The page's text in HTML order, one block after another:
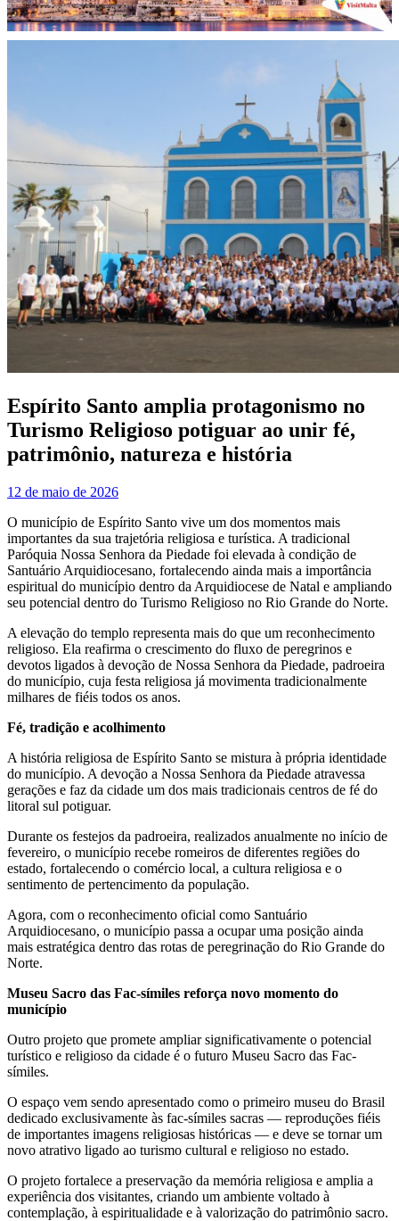
Espírito Santo amplia protagonismo no
Turismo Religioso potiguar ao unir fé,
patrimônio, natureza e história
12 de maio de 2026
O município de Espírito Santo vive um dos momentos mais
importantes da sua trajetória religiosa e turística. A tradicional
Paróquia Nossa Senhora da Piedade foi elevada à condição de
Santuário Arquidiocesano, fortalecendo ainda mais a importância
espiritual do município dentro da Arquidiocese de Natal e ampliando
seu potencial dentro do Turismo Religioso no Rio Grande do Norte.
A elevação do templo representa mais do que um reconhecimento
religioso. Ela reafirma o crescimento do fluxo de peregrinos e
devotos ligados à devoção de Nossa Senhora da Piedade, padroeira
do município, cuja festa religiosa já movimenta tradicionalmente
milhares de fiéis todos os anos.
Fé, tradição e acolhimento
A história religiosa de Espírito Santo se mistura à própria identidade
do município. A devoção a Nossa Senhora da Piedade atravessa
gerações e faz da cidade um dos mais tradicionais centros de fé do
litoral sul potiguar.
Durante os festejos da padroeira, realizados anualmente no início de
fevereiro, o município recebe romeiros de diferentes regiões do
estado, fortalecendo o comércio local, a cultura religiosa e o
sentimento de pertencimento da população.
Agora, com o reconhecimento oficial como Santuário
Arquidiocesano, o município passa a ocupar uma posição ainda
mais estratégica dentro das rotas de peregrinação do Rio Grande do
Norte.
Museu Sacro das Fac-símiles reforça novo momento do
município
Outro projeto que promete ampliar significativamente o potencial
turístico e religioso da cidade é o futuro Museu Sacro das Fac-
símiles.
O espaço vem sendo apresentado como o primeiro museu do Brasil
dedicado exclusivamente às fac-símiles sacras — reproduções fiéis
de importantes imagens religiosas históricas — e deve se tornar um
novo atrativo ligado ao turismo cultural e religioso no estado.
O projeto fortalece a preservação da memória religiosa e amplia a
experiência dos visitantes, criando um ambiente voltado à
contemplação, à espiritualidade e à valorização do patrimônio sacro.